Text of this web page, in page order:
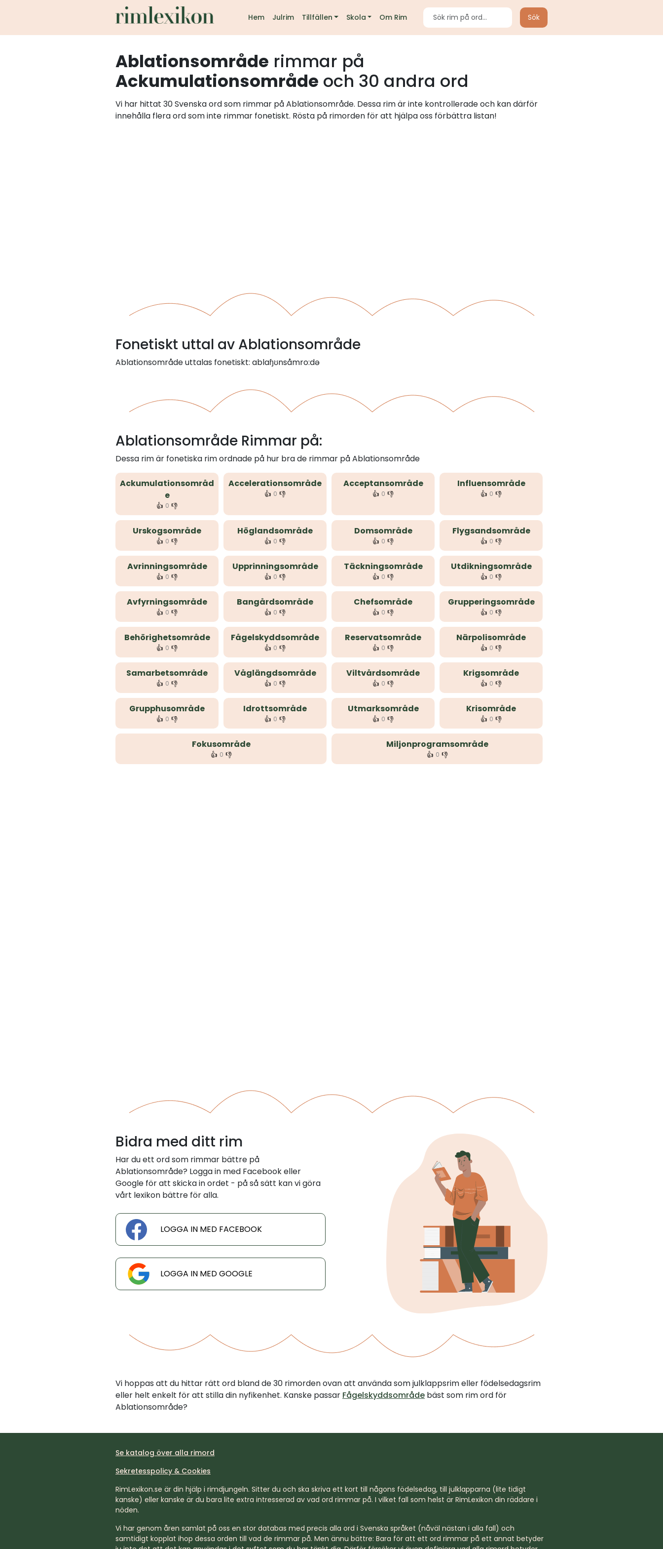
Hem Julrim Tillfällen Skola Om Rim Sök
Ablationsområde rimmar på
Ackumulationsområde och 30 andra ord
Vi har hittat 30 Svenska ord som rimmar på Ablationsområde. Dessa rim är inte kontrollerade och kan därför
innehålla flera ord som inte rimmar fonetiskt. Rösta på rimorden för att hjälpa oss förbättra listan!
Fonetiskt uttal av Ablationsområde
Ablationsområde uttalas fonetiskt: ablaɧʊnsåmro:də
Ablationsområde Rimmar på:
Dessa rim är fonetiska rim ordnade på hur bra de rimmar på Ablationsområde
Ackumulationsområd
e
👍 0 👎
Accelerationsområde
👍 0 👎
Acceptansområde
👍 0 👎
Influensområde
👍 0 👎
Urskogsområde
👍 0 👎
Höglandsområde
👍 0 👎
Domsområde
👍 0 👎
Flygsandsområde
👍 0 👎
Avrinningsområde
👍 0 👎
Upprinningsområde
👍 0 👎
Täckningsområde
👍 0 👎
Utdikningsområde
👍 0 👎
Avfyrningsområde
👍 0 👎
Bangårdsområde
👍 0 👎
Chefsområde
👍 0 👎
Grupperingsområde
👍 0 👎
Behörighetsområde
👍 0 👎
Fågelskyddsområde
👍 0 👎
Reservatsområde
👍 0 👎
Närpolisområde
👍 0 👎
Samarbetsområde
👍 0 👎
Våglängdsområde
👍 0 👎
Viltvårdsområde
👍 0 👎
Krigsområde
👍 0 👎
Grupphusområde
👍 0 👎
Idrottsområde
👍 0 👎
Utmarksområde
👍 0 👎
Krisområde
👍 0 👎
Fokusområde
👍 0 👎
Miljonprogramsområde
👍 0 👎
Bidra med ditt rim
Har du ett ord som rimmar bättre på
Ablationsområde? Logga in med Facebook eller
Google för att skicka in ordet - på så sätt kan vi göra
vårt lexikon bättre för alla.
LOGGA IN MED FACEBOOK
LOGGA IN MED GOOGLE
Vi hoppas att du hittar rätt ord bland de 30 rimorden ovan att använda som julklappsrim eller födelsedagsrim
eller helt enkelt för att stilla din nyfikenhet. Kanske passar Fågelskyddsområde bäst som rim ord för
Ablationsområde?
Se katalog över alla rimord
Sekretesspolicy & Cookies
RimLexikon.se är din hjälp i rimdjungeln. Sitter du och ska skriva ett kort till någons födelsedag, till julklapparna (lite tidigt
kanske) eller kanske är du bara lite extra intresserad av vad ord rimmar på. I vilket fall som helst är RimLexikon din räddare i
nöden.
Vi har genom åren samlat på oss en stor databas med precis alla ord i Svenska språket (nåväl nästan i alla fall) och
samtidigt kopplat ihop dessa orden till vad de rimmar på. Men ännu bättre: Bara för att ett ord rimmar på ett annat betyder